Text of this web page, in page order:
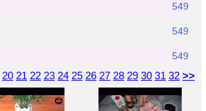
549
549
549
20 21 22 23 24 25 26 27 28 29 30 31 32 >>